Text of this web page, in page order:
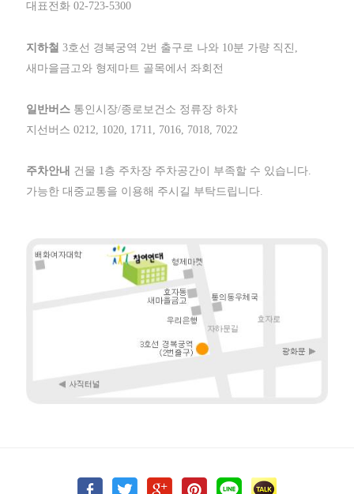
대표전화 02-723-5300
지하철 3호선 경복궁역 2번 출구로 나와 10분 가량 직진,
새마을금고와 형제마트 골목에서 좌회전
일반버스 통인시장/종로보건소 정류장 하차
지선버스 0212, 1020, 1711, 7016, 7018, 7022
주차안내 건물 1층 주차장 주차공간이 부족할 수 있습니다.
가능한 대중교통을 이용해 주시길 부탁드립니다.